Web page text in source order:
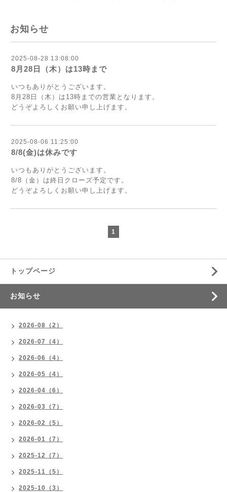
お知らせ
2025-08-28 13:08:00
8月28日（木）は13時まで
いつもありがとうございます。
8月28日（木）は13時までの営業となります。
どうぞよろしくお願い申し上げます。
2025-08-06 11:25:00
8/8(金)は休みです
いつもありがとうございます。
8/8（金）は終日クローズ予定です。
どうぞよろしくお願い申し上げます。
1
トップページ
お知らせ
2026-08（2）
2026-07（4）
2026-06（4）
2026-05（4）
2026-04（6）
2026-03（7）
2026-02（5）
2026-01（7）
2025-12（7）
2025-11（5）
2025-10（3）